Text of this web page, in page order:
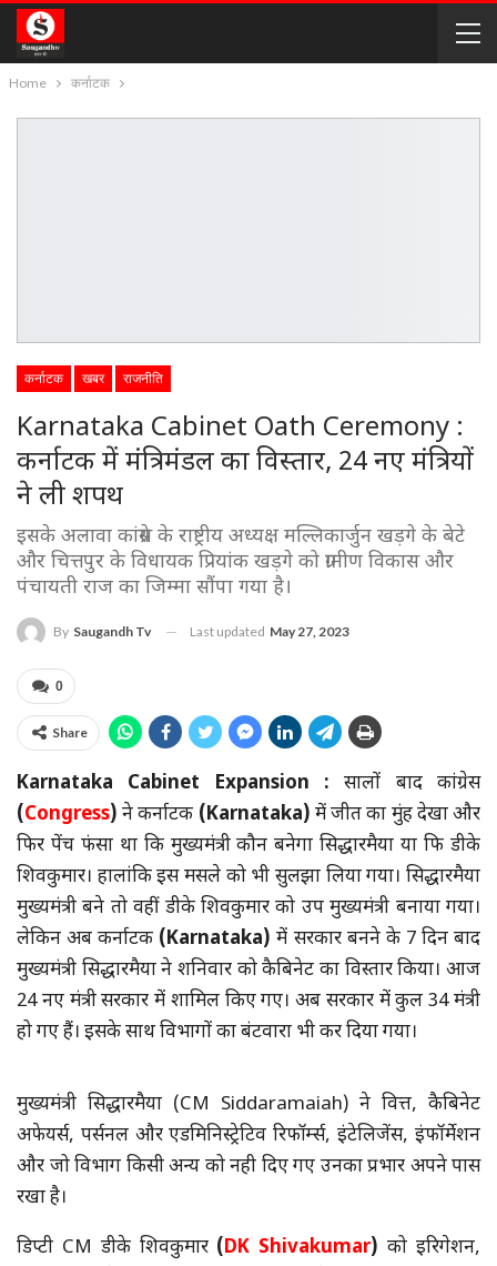
Home कर्नाटक
कर्नाटक खबर राजनीति
Karnataka Cabinet Oath Ceremony :
कर्नाटक में मंत्रिमंडल का विस्तार, 24 नए मंत्रियों
ने ली शपथ
इसके अलावा कांग्रेस के राष्ट्रीय अध्यक्ष मल्लिकार्जुन खड़गे के बेटे
और चित्तपुर के विधायक प्रियांक खड़गे को ग्रामीण विकास और
पंचायती राज का जिम्मा सौंपा गया है।
By Saugandh Tv Last updated May 27, 2023
0
Share
Karnataka Cabinet Expansion : सालों बाद कांग्रेस
(Congress) ने कर्नाटक (Karnataka) में जीत का मुंह देखा और
फिर पेंच फंसा था कि मुख्यमंत्री कौन बनेगा सिद्धारमैया या फि डीके
शिवकुमार। हालांकि इस मसले को भी सुलझा लिया गया। सिद्धारमैया
मुख्यमंत्री बने तो वहीं डीके शिवकुमार को उप मुख्यमंत्री बनाया गया।
लेकिन अब कर्नाटक (Karnataka) में सरकार बनने के 7 दिन बाद
मुख्यमंत्री सिद्धारमैया ने शनिवार को कैबिनेट का विस्तार किया। आज
24 नए मंत्री सरकार में शामिल किए गए। अब सरकार में कुल 34 मंत्री
हो गए हैं। इसके साथ विभागों का बंटवारा भी कर दिया गया।
मुख्यमंत्री सिद्धारमैया (CM Siddaramaiah) ने वित्त, कैबिनेट
अफेयर्स, पर्सनल और एडमिनिस्ट्रेटिव रिफॉर्म्स, इंटेलिजेंस, इंफॉर्मेशन
और जो विभाग किसी अन्य को नही दिए गए उनका प्रभार अपने पास
रखा है।
डिप्टी CM डीके शिवकुमार (DK Shivakumar) को इरिगेशन,